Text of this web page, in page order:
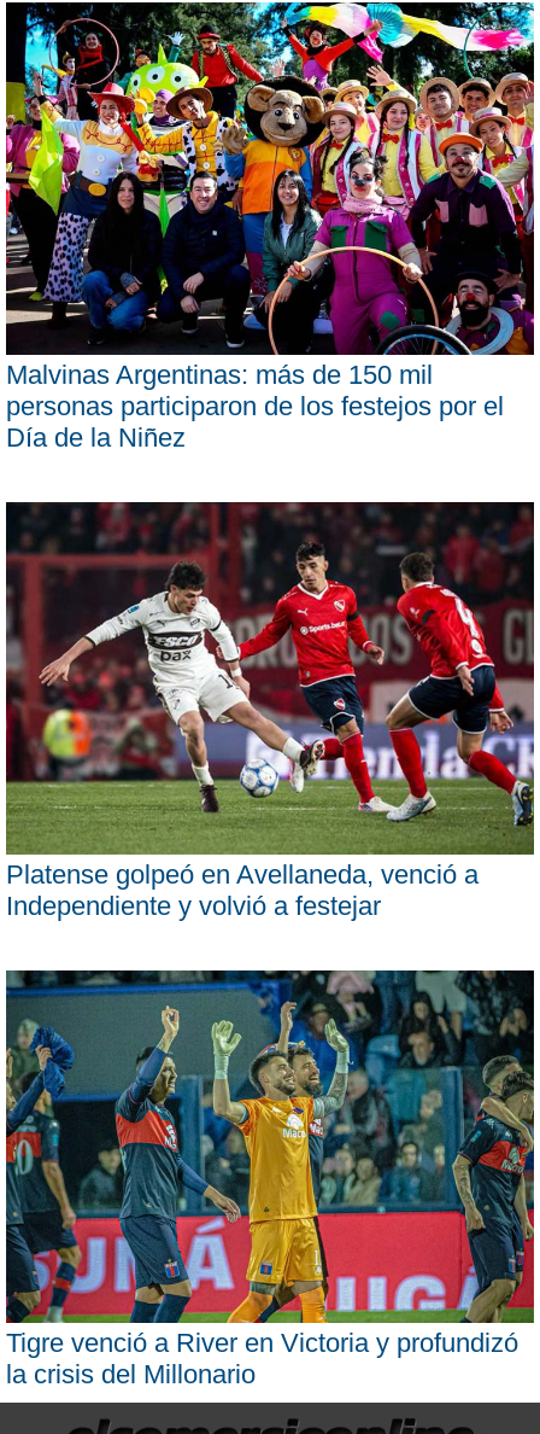
Malvinas Argentinas: más de 150 mil
personas participaron de los festejos por el
Día de la Niñez
Platense golpeó en Avellaneda, venció a
Independiente y volvió a festejar
Tigre venció a River en Victoria y profundizó
la crisis del Millonario